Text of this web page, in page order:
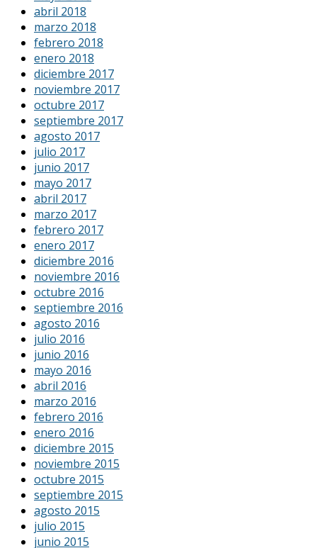
abril 2018
marzo 2018
febrero 2018
enero 2018
diciembre 2017
noviembre 2017
octubre 2017
septiembre 2017
agosto 2017
julio 2017
junio 2017
mayo 2017
abril 2017
marzo 2017
febrero 2017
enero 2017
diciembre 2016
noviembre 2016
octubre 2016
septiembre 2016
agosto 2016
julio 2016
junio 2016
mayo 2016
abril 2016
marzo 2016
febrero 2016
enero 2016
diciembre 2015
noviembre 2015
octubre 2015
septiembre 2015
agosto 2015
julio 2015
junio 2015